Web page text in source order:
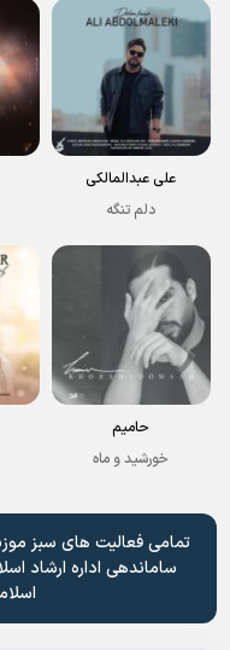
علی عبدالمالکی
دلم تنگه
حامیم
خورشید و ماه
تمامی فعالیت های سبز
ساماندهی اداره ارشاد